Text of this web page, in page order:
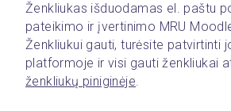
Ženkliukas išduodamas el. paštu
pateikimo ir įvertinimo MRU
Ženkliukui gauti, turėsite patvirtinti
ženkliukų piniginėje.